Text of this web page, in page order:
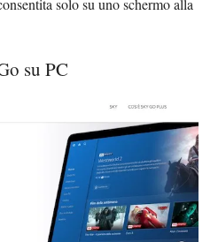
solo su uno schermo alla
su PC